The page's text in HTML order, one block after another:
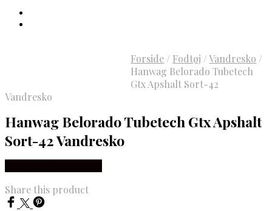
Forside / Fodtøj / Vandresko /
Hanwag Belorado Tubetech
Gtx Apshalt Sort-42
Vandresko
Hanwag Belorado Tubetech Gtx Apshalt
Sort-42 Vandresko
Share this product